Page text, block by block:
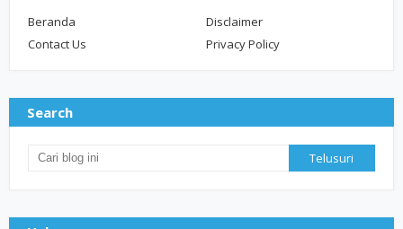
Beranda
Disclaimer
Contact Us
Privacy Policy
Search